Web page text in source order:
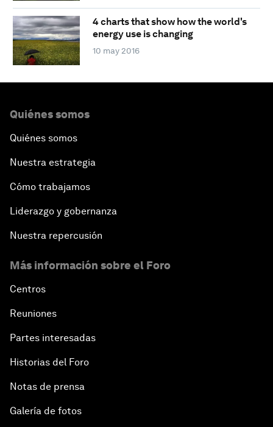
4 charts that show how the world's
energy use is changing
10 may 2016
Quiénes somos
Quiénes somos
Nuestra estrategia
Cómo trabajamos
Liderazgo y gobernanza
Nuestra repercusión
Más información sobre el Foro
Centros
Reuniones
Partes interesadas
Historias del Foro
Notas de prensa
Galería de fotos